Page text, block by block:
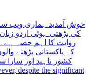
خوش آمدید ہماری ویب
کی بڑھتی ہوئی اردو
روایت کا اہم حصہ ہے۔
کہ پاکستانی پڑھنے
کشور ناہید اور سارا